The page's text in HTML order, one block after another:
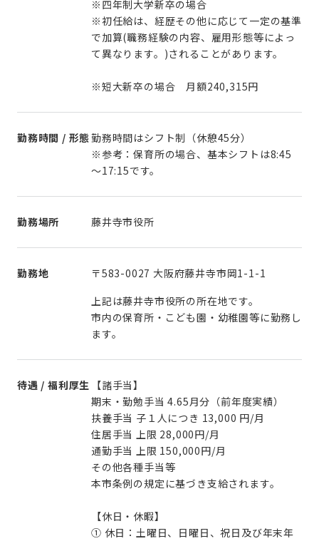
※四年制大学新卒の場合
※初任給は、経歴その他に応じて一定の基準
で加算(職務経験の内容、雇用形態等によっ
て異なります。)されることがあります。
※短大新卒の場合 月額240,315円
勤務時間 / 形態勤務時間はシフト制（休憩45分）
※参考：保育所の場合、基本シフトは8:45
～17:15です。
勤務場所 藤井寺市役所
勤務地
〒583-0027 大阪府藤井寺市岡1-1-1
上記は藤井寺市役所の所在地です。
市内の保育所・こども園・幼稚園等に勤務し
ます。
待遇 / 福利厚生 【諸手当】
期末・勤勉手当 4.65月分（前年度実績）
扶養手当 子１人につき 13,000 円/月
住居手当 上限 28,000円/月
通勤手当 上限 150,000円/月
その他各種手当等
本市条例の規定に基づき支給されます。
【休日・休暇】
① 休日：土曜日、日曜日、祝日及び年末年